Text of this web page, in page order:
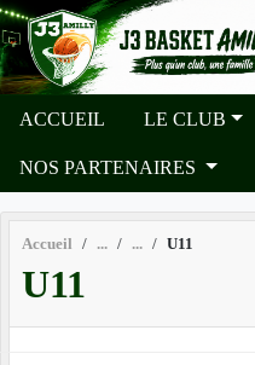
ACCUEIL LE CLUB
NOS PARTENAIRES
Accueil U11
U11
Panneau de gestion des cookies